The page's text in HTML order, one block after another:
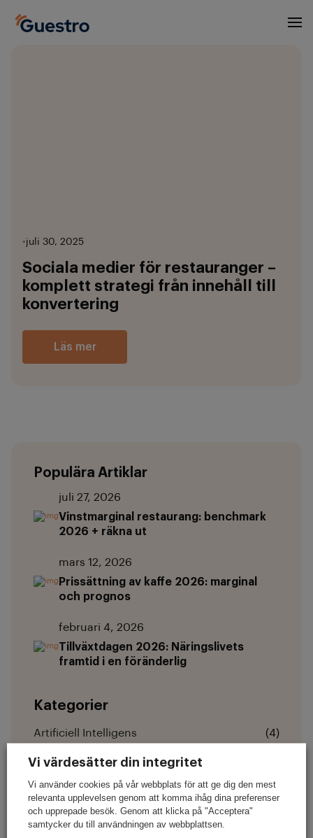
•juli 30, 2025
Sociala medier för restauranger –
komplett strategi från innehåll till
konvertering
Läs mer
Populära Artiklar
juli 27, 2026
Vinstmarginal restaurang: benchmark
2026 + räkna ut
mars 12, 2026
Prissättning av kaffe 2026: marginal
och prognos
februari 4, 2026
Tillväxtdagen 2026: Näringslivets
framtid i en föränderlig
Kategorier
Artificiell Intelligens (4)
Catering
Digital Närvaro (10)
Hemsida (8)
Lojalitet
Vi värdesätter din integritet
Vi använder cookies på vår webbplats för att ge dig den mest
relevanta upplevelsen genom att komma ihåg dina preferenser
och upprepade besök. Genom att klicka på "Acceptera"
samtycker du till användningen av webbplattsen.